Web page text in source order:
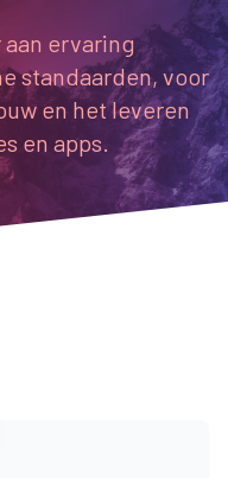
aan ervaring
standaarden, voor
en het leveren
en apps.